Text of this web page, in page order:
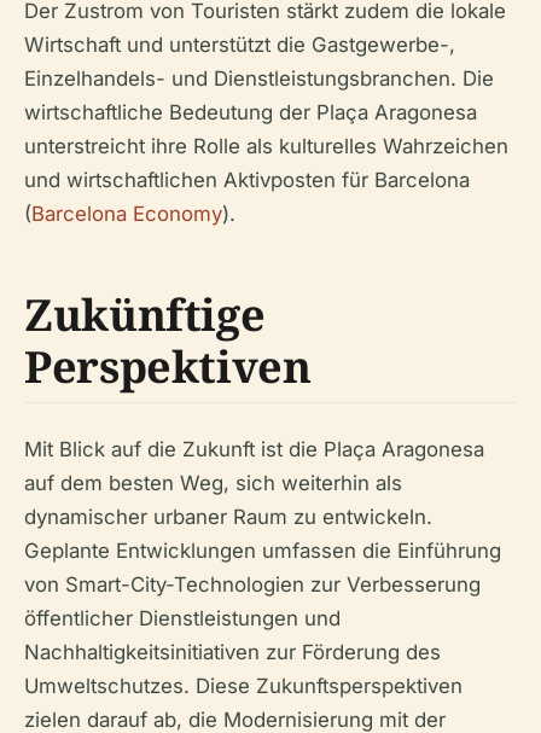
Der Zustrom von Touristen stärkt zudem die lokale
Wirtschaft und unterstützt die Gastgewerbe-,
Einzelhandels- und Dienstleistungsbranchen. Die
wirtschaftliche Bedeutung der Plaça Aragonesa
unterstreicht ihre Rolle als kulturelles Wahrzeichen
und wirtschaftlichen Aktivposten für Barcelona
(Barcelona Economy).
Zukünftige
Perspektiven
Mit Blick auf die Zukunft ist die Plaça Aragonesa
auf dem besten Weg, sich weiterhin als
dynamischer urbaner Raum zu entwickeln.
Geplante Entwicklungen umfassen die Einführung
von Smart-City-Technologien zur Verbesserung
öffentlicher Dienstleistungen und
Nachhaltigkeitsinitiativen zur Förderung des
Umweltschutzes. Diese Zukunftsperspektiven
zielen darauf ab, die Modernisierung mit der